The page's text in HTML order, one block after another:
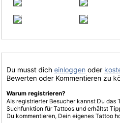
Du musst dich einloggen oder
Bewerten oder Kommentieren zu
Warum registrieren?
Als registrierter Besucher kannst Du
Suchfunktion für Tattoos und erhältst
Du kommentieren, Dein eigenes Tattoo